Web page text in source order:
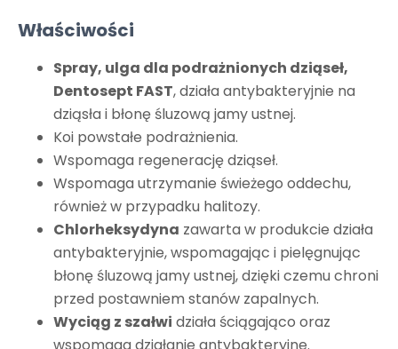
Właściwości
Spray, ulga dla podrażnionych dziąseł,
Dentosept FAST, działa antybakteryjnie na
dziąsła i błonę śluzową jamy ustnej.
Koi powstałe podrażnienia.
Wspomaga regenerację dziąseł.
Wspomaga utrzymanie świeżego oddechu,
również w przypadku halitozy.
Chlorheksydyna zawarta w produkcie działa
antybakteryjnie, wspomagając i pielęgnując
błonę śluzową jamy ustnej, dzięki czemu chroni
przed postawniem stanów zapalnych.
Wyciąg z szałwi działa ściągająco oraz